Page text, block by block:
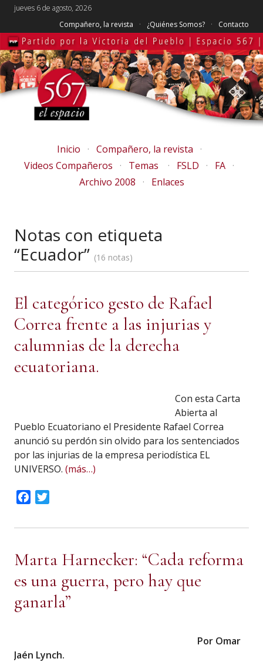
jueves 6 de agosto, 2026
Compañero, la revista
¿Quiénes Somos? Contacto
Inicio
Compañero, la revista
Videos Compañeros
Temas FSLD
FA
Archivo 2008
Enlaces
Notas con etiqueta
“Ecuador”
16 notas
El categórico gesto de Rafael
Correa frente a las injurias y
calumnias de la derecha
ecuatoriana.
Con esta Carta
Abierta al
Pueblo Ecuatoriano el Presidente Rafael Correa
anunció su perdón sin olvido para los sentenciados
por las injurias de la empresa periodística EL
UNIVERSO. (más…)
Facebook
Marta Harnecker: “Cada reforma
es una guerra, pero hay que
ganarla”
Por Omar
Jaén Lynch.